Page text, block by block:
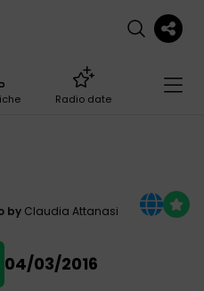
Radio date
by Claudia Attanasi
04/03/2016